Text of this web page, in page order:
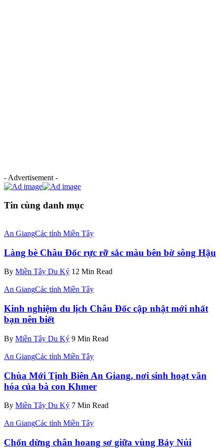
- Advertisement -
Tin cùng danh mục
An GiangCác tỉnh Miền Tây
Làng bè Châu Đốc rực rỡ sắc màu bên bờ sông Hậu
By Miền Tây Du Ký 12 Min Read
An GiangCác tỉnh Miền Tây
Kinh nghiệm du lịch Châu Đốc cập nhật mới nhất
bạn nên biết
By Miền Tây Du Ký 9 Min Read
An GiangCác tỉnh Miền Tây
Chùa Mới Tịnh Biên An Giang, nơi sinh hoạt văn
hóa của bà con Khmer
By Miền Tây Du Ký 7 Min Read
An GiangCác tỉnh Miền Tây
Chốn dừng chân hoang sơ giữa vùng Bảy Núi